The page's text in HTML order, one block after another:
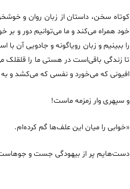
کوتاه سخن، داستان از زبان روان و
خود همراه می‌کند و ما می‌توانیم دور و
را ببینیم و زبان رویاگونه و جادویی آن
تا زندگی باقی‌است در هستی ما را
افیونی که می‌خورد و نفسی که می‌کشد و
و سپهری وار زمزمه ماست!
«خوابی را میان این علف‌ها گم کرده‌ام.
دست‌هایم پر از بیهودگی جست و